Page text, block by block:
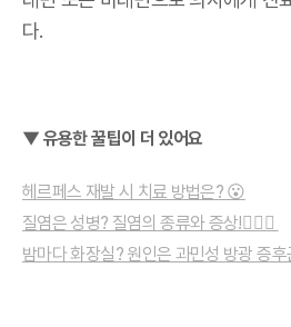
다.
▼ 유용한 꿀팁이 더 있어요
헤르페스 재발 시 치료 방법은? 😮
질염은 성병? 질염의 종류와 증상!🤷🏻‍♀️
밤마다 화장실? 원인은 과민성 방광 증